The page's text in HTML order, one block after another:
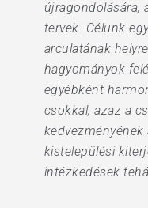
újragondolására,
tervek. Célunk
arculatának
hagyományok
egyébként
csokkal, azaz a
kistelepülési
intézkedések